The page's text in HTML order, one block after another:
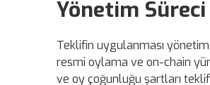
Yönetim
Teklifin uygulanması
resmi oylama ve on-chain
ve oy çoğunluğu şartları